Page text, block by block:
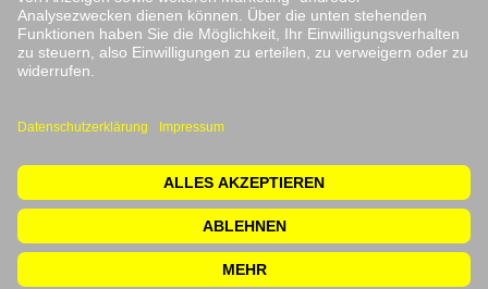
ABONNIEREN
Sie unsere
Datenschutzbestimmungen
Mietservice
© 2026 Waagen Kissling. Alle Rechte vorbehalten.
Datenschutzerklärung